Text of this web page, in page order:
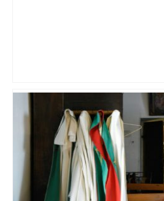
Wonderligue (playdowns) :
diminué, le TMB ne s'est pas
manger par Lyon – ladepeche.fr